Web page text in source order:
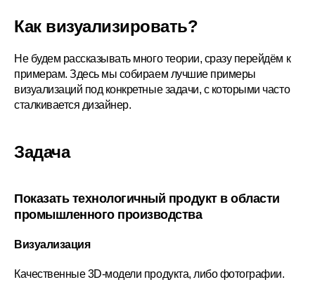
Как визуализировать?
Не будем рассказывать много теории, сразу перейдём к
примерам. Здесь мы собираем лучшие примеры
визуализаций под конкретные задачи, с которыми часто
сталкивается дизайнер.
Задача
Показать технологичный продукт в области
промышленного производства
Визуализация
Качественные 3D-модели продукта, либо фотографии.